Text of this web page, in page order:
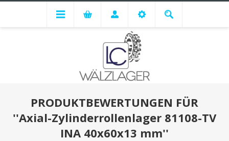
PRODUKTBEWERTUNGEN FÜR
Axial-Zylinderrollenlager 81108-TV
INA 40x60x13 mm